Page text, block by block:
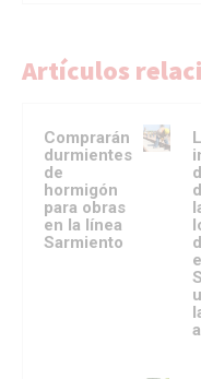
Artículos
Comprarán
durmientes
de
hormigón
para obras
en la línea
Sarmiento